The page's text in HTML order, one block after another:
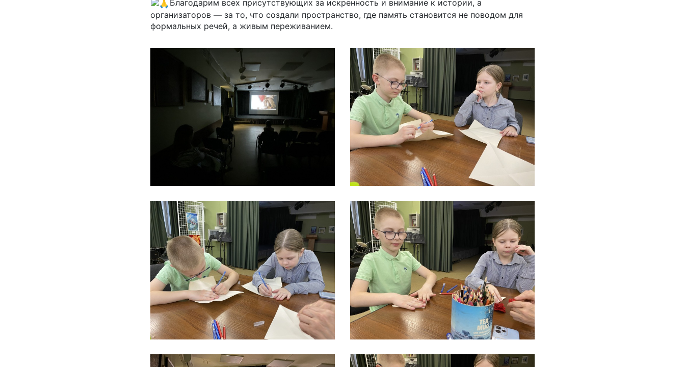
Благодарим всех присутствующих за искренность и внимание к истории, а
организаторов — за то, что создали пространство, где память становится не поводом для
формальных речей, а живым переживанием.